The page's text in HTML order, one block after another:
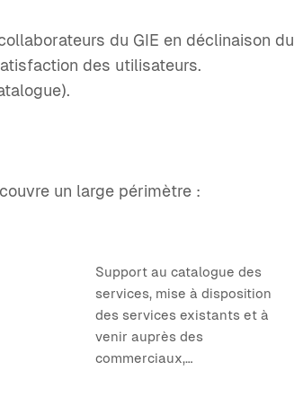
du GIE en déclinaison du
des utilisateurs.
un large périmètre :
Support au catalogue des
services, mise à disposition
des services existants et à
venir auprès des
commerciaux,…